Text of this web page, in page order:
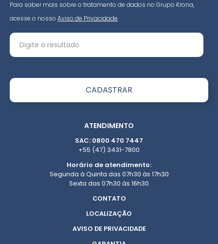
Para saber mais sobre o tratamento de dados no Grupo Krona,
acesse o nosso Aviso de Privacidade.
ATENDIMENTO
SAC: 0800 470 7447
+55 (47) 3431-7800
Horário de atendimento:
Segunda à Quinta das 07h30 às 17h30
Sexta das 07h30 às 16h30
CONTATO
LOCALIZAÇÃO
AVISO DE PRIVACIDADE